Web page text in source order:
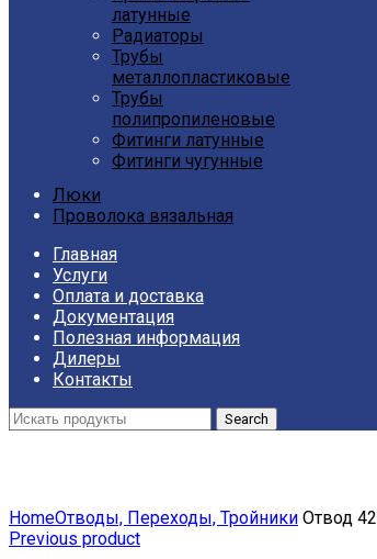
латунные
Радиаторы
Трубы
металлопластиковые
Трубы
полипропиленовые
Фитинги латунные
Фитинги чугунные
Люки
Проволока вязальная
Главная
Услуги
Оплата и доставка
Документация
Полезная информация
Дилеры
Контакты
Search
HomeОтводы, Переходы, Тройники Отвод
Previous product